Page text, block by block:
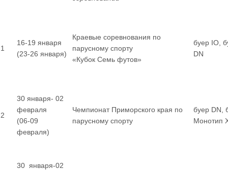
1
16-19 января
(23-26 января)
Краевые соревнования по
парусному спорту
«Кубок Семь футов»
буер IO,
DN
2
30 января- 02
февраля
(06-09
февраля)
Чемпионат Приморского края по
парусному спорту
буер DN,
Монотип
30 января-02